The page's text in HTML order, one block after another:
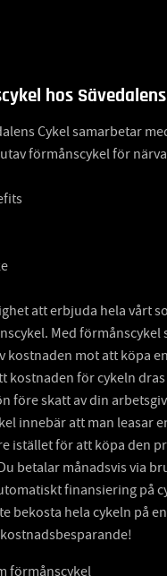
hos Sävedalens
Cykel samarbetar
förmånscykel för
att erbjuda hela vårt
Med
kostnaden mot att köpa
kostnaden för cykeln dras
före skatt av din
innebär att man leasar
istället för att köpa den
betalar månadsvis via
finansiering på
bekosta hela cykeln på
förmånscykel